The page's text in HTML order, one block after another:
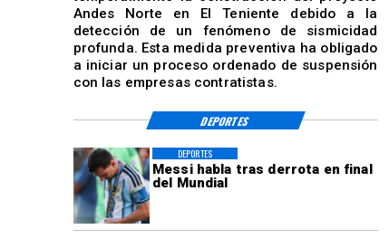
Messi habla tras derrota en final
del Mundial
DEPORTES
Andes Norte en El Teniente debido a la
detección de un fenómeno de sismicidad
profunda. Esta medida preventiva ha obligado
a iniciar un proceso ordenado de suspensión
con las empresas contratistas.
DEPORTES